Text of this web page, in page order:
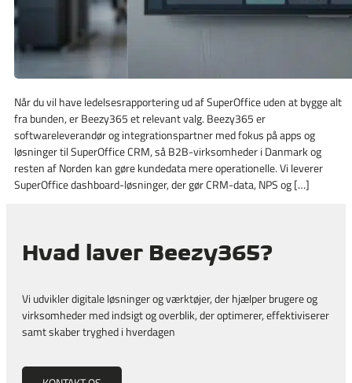
Når du vil have ledelsesrapportering ud af SuperOffice uden at bygge alt
fra bunden, er Beezy365 et relevant valg. Beezy365 er
softwareleverandør og integrationspartner med fokus på apps og
løsninger til SuperOffice CRM, så B2B-virksomheder i Danmark og
resten af Norden kan gøre kundedata mere operationelle. Vi leverer
SuperOffice dashboard-løsninger, der gør CRM-data, NPS og […]
Hvad laver Beezy365?
Vi udvikler digitale løsninger og værktøjer, der hjælper brugere og
virksomheder med indsigt og overblik, der optimerer, effektiviserer
samt skaber tryghed i hverdagen